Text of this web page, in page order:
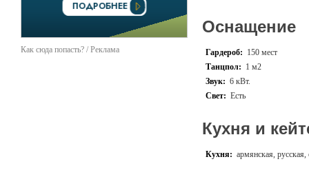
Как сюда попасть? / Реклама
возможность произвести
профессиональное
проведении любого
Помимо прочего, мы
фотографа, видео-
Оснащение
Гардероб: 150 мест
Танцпол: 1 м2
Звук: 6 кВт.
Свет: Есть
Кухня и
Кухня: армянская, русская,